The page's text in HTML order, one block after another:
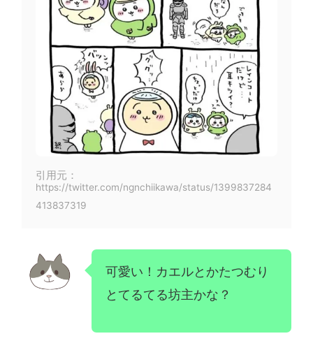
引用元：
https://twitter.com/ngnchiikawa/status/1399837284
413837319
可愛い！カエルとかたつむり
とてるてる坊主かな？